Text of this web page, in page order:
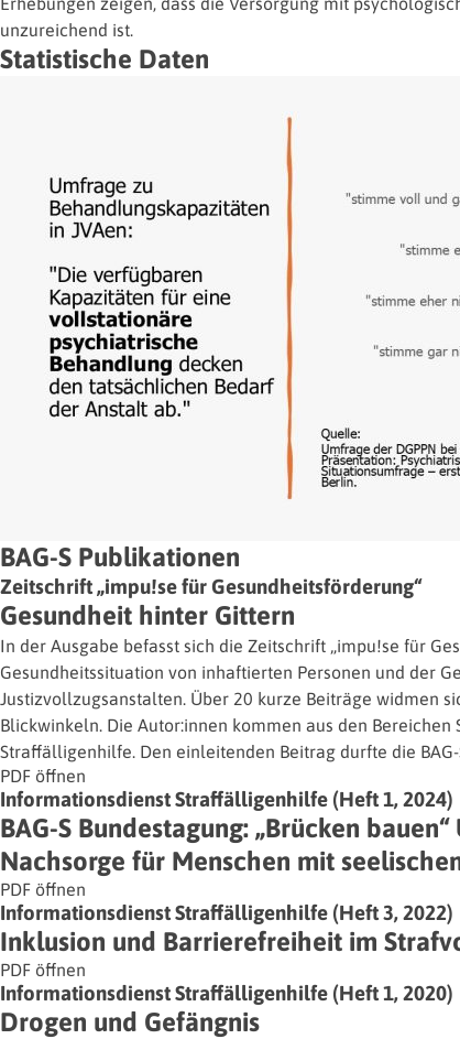
unzureichend ist.
Statistische Daten
BAG-S Publikationen
Zeitschrift „impu!se für Gesundheitsförderung“
Gesundheit hinter Gittern
In der Ausgabe befasst sich die Zeitschrift „impu!se für
Gesundheitssituation von inhaftierten Personen und der
Justizvollzugsanstalten. Über 20 kurze Beiträge widmen
Blickwinkeln. Die Autor:innen kommen aus den
Straffälligenhilfe. Den einleitenden Beitrag durfte die BAG-
PDF öffnen
Informationsdienst Straffälligenhilfe (Heft 1, 2024)
BAG-S Bundestagung: „Brücken
Nachsorge für Menschen mit
PDF öffnen
Informationsdienst Straffälligenhilfe (Heft 3, 2022)
Inklusion und Barrierefreiheit im
PDF öffnen
Informationsdienst Straffälligenhilfe (Heft 1, 2020)
Drogen und Gefängnis